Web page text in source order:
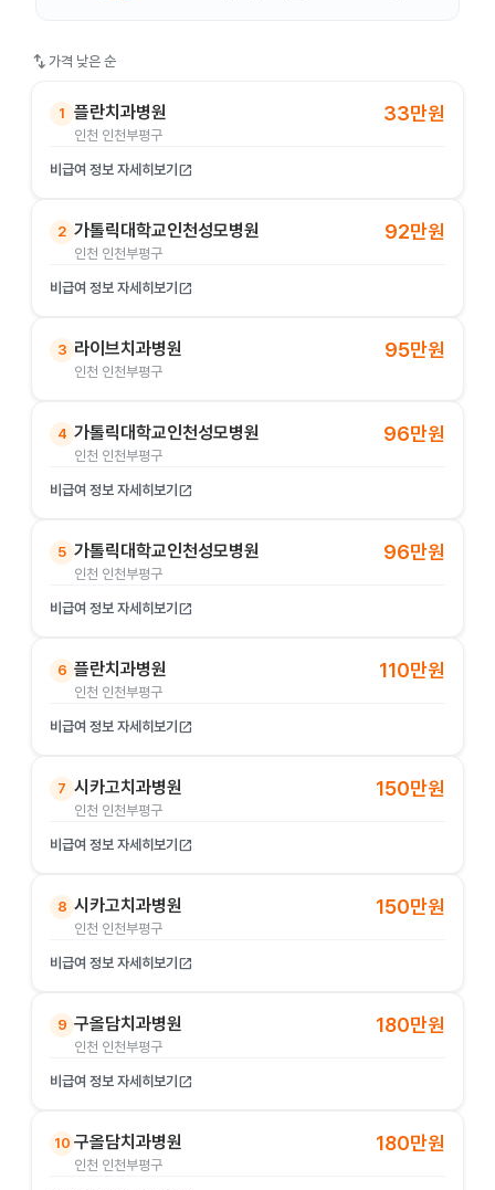
swap_vert 가격 낮은 순
1 플란치과병원
인천 인천부평구
33만원
비급여 정보 자세히보기 open_in_new
2 가톨릭대학교인천성모병원
인천 인천부평구
92만원
비급여 정보 자세히보기 open_in_new
3 라이브치과병원
인천 인천부평구
95만원
4 가톨릭대학교인천성모병원
인천 인천부평구
96만원
비급여 정보 자세히보기 open_in_new
5 가톨릭대학교인천성모병원
인천 인천부평구
96만원
비급여 정보 자세히보기 open_in_new
6 플란치과병원
인천 인천부평구
110만원
비급여 정보 자세히보기 open_in_new
7 시카고치과병원
인천 인천부평구
150만원
비급여 정보 자세히보기 open_in_new
8 시카고치과병원
인천 인천부평구
150만원
비급여 정보 자세히보기 open_in_new
9 구올담치과병원
인천 인천부평구
180만원
비급여 정보 자세히보기 open_in_new
10 구올담치과병원
인천 인천부평구
180만원